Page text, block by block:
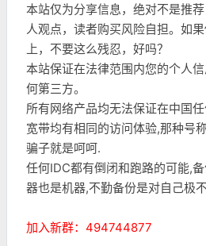
本站仅为分享信息，绝对不是推
人观点，读者购买风险自担。如
上，不要这么残忍，好吗？
本站保证在法律范围内您的个人
何第三方。
所有网络产品均无法保证在中国
宽带均有相同的访问体验,那种号
骗子就是呵呵.
任何IDC都有倒闭和跑路的可能,
器也是机器,不勤备份是对自己极
加入新群：494744877